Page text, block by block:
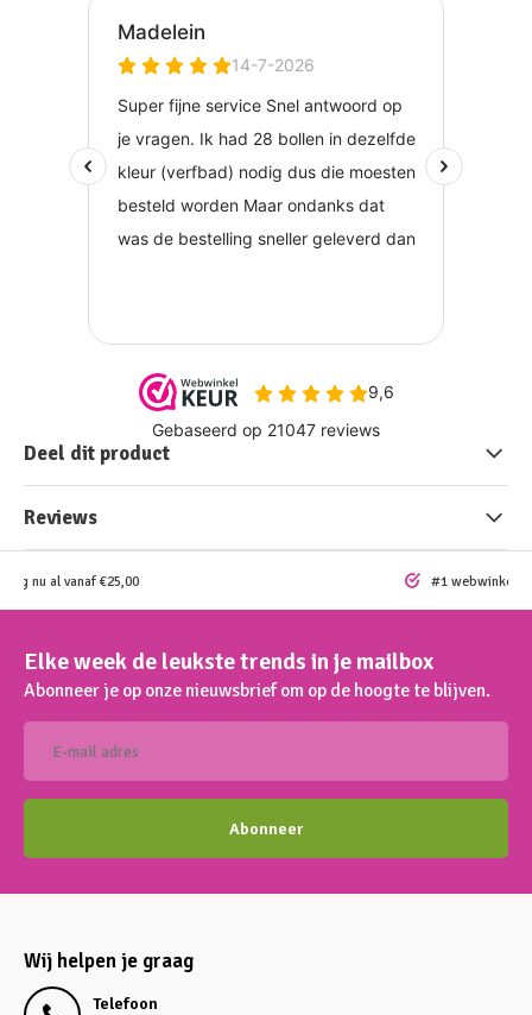
Deel dit product
Reviews
nu al vanaf €25,00 #1 webwinkel
Elke week de leukste trends in je mailbox
Abonneer je op onze nieuwsbrief om op de hoogte te blijven.
Abonneer
Wij helpen je graag
Telefoon